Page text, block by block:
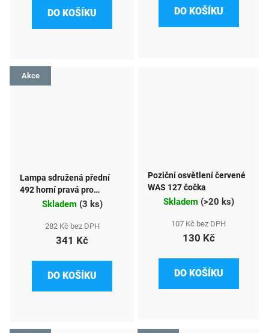
DO KOŠÍKU DO KOŠÍKU
Akce
Lampa sdružená přední
492 horní pravá pro
pracovní stroje
Skladem (3 ks)
282 Kč bez DPH
341 Kč
DO KOŠÍKU
Poziční osvětlení červené
WAS 127 čočka
Skladem (>20 ks)
107 Kč bez DPH
130 Kč
DO KOŠÍKU